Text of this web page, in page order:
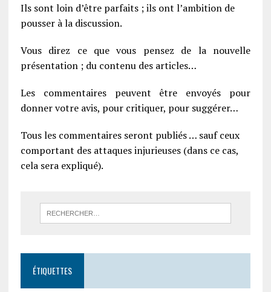
Ils sont loin d’être parfaits ; ils ont l’ambition de
pousser à la discussion.
Vous direz ce que vous pensez de la nouvelle
présentation ; du contenu des articles…
Les commentaires peuvent être envoyés pour
donner votre avis, pour critiquer, pour suggérer…
Tous les commentaires seront publiés … sauf ceux
comportant des attaques injurieuses (dans ce cas,
cela sera expliqué).
ÉTIQUETTES